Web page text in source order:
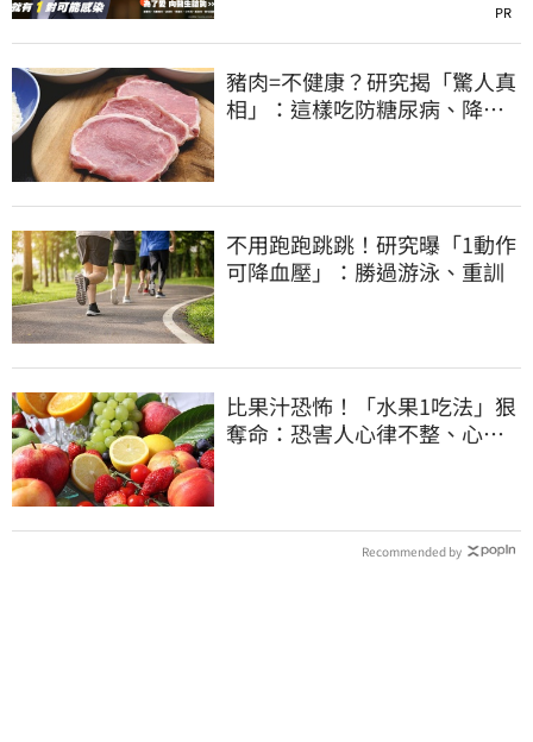
PR
豬肉=不健康？研究揭「驚人真
相」：這樣吃防糖尿病、降膽
不用跑跑跳跳！研究曝「1動作
可降血壓」：勝過游泳、重訓
比果汁恐怖！「水果1吃法」狠
奪命：恐害人心律不整、心臟
Recommended by